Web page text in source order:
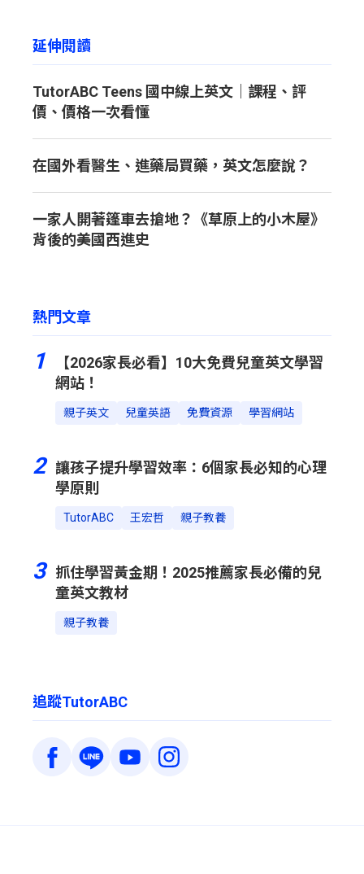
延伸閱讀
TutorABC Teens 國中線上英文｜課程、評
價、價格一次看懂
在國外看醫生、進藥局買藥，英文怎麼說？
一家人開著篷車去搶地？《草原上的小木屋》
背後的美國西進史
熱門文章
1
【2026家長必看】10大免費兒童英文學習
網站！
親子英文 兒童英語 免費資源 學習網站
2
讓孩子提升學習效率：6個家長必知的心理
學原則
TutorABC 王宏哲 親子教養
3
抓住學習黃金期！2025推薦家長必備的兒
童英文教材
親子教養
追蹤TutorABC